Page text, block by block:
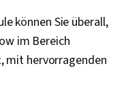
können Sie überall,
im Bereich
mit hervorragenden